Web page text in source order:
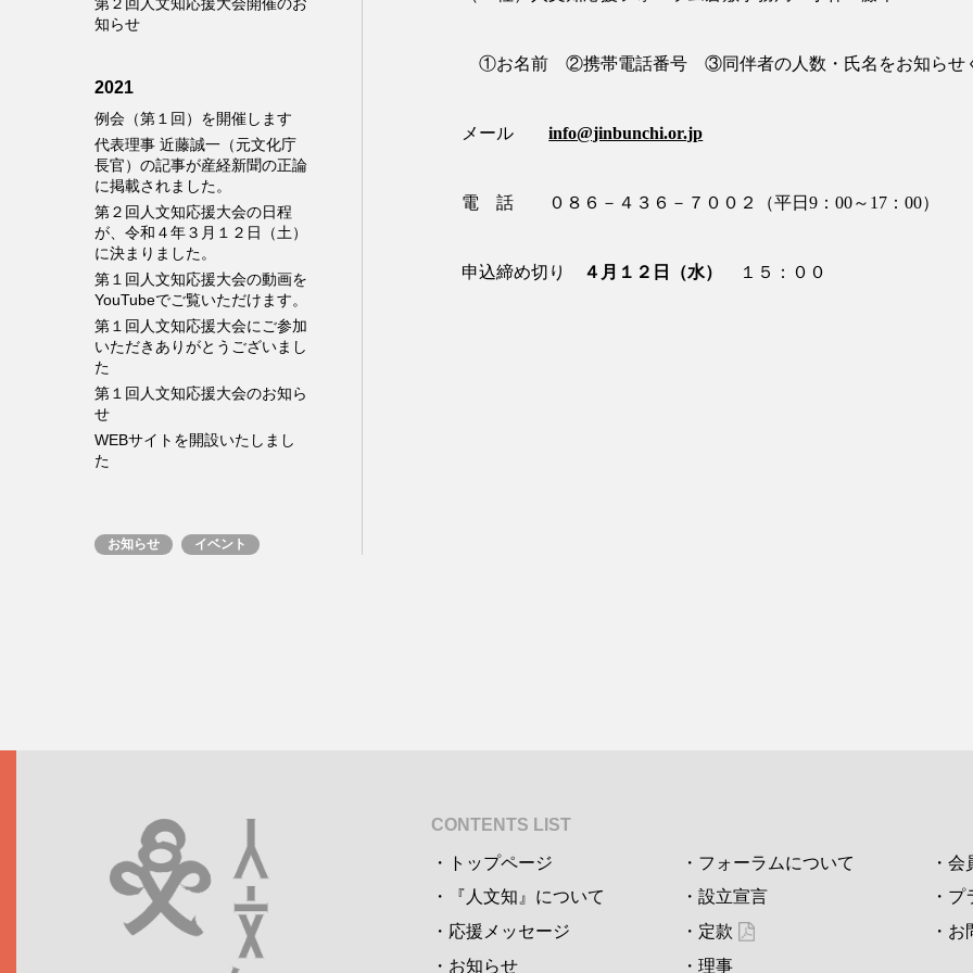
知らせ
2021
例会（第１回）を開催します
代表理事 近藤誠一（元文化庁
長官）の記事が産経新聞の正論
に掲載されました。
第２回人文知応援大会の日程
が、令和４年３月１２日（土）
に決まりました。
第１回人文知応援大会の動画を
YouTubeでご覧いただけます。
第１回人文知応援大会にご参加
いただきありがとうございまし
た
第１回人文知応援大会のお知ら
せ
WEBサイトを開設いたしまし
た
お知らせ イベント
①お名前 ②携帯電話番号 ③同伴者の人数・氏名をお知らせく
メールinfo@jinbunchi.or.jp
電 話 ０８６－４３６－７００２（平日9 ：00～ 17 ：00）
申込締め切り ４ 月１２日（水） １５：００
CONTENTS LIST
トップページ
『人文知』について
応援メッセージ
お知らせ
フォーラムについて
設立宣言
定款
理事
会
プ
お